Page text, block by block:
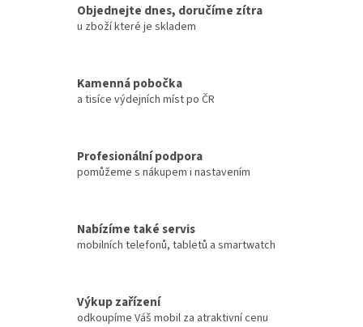
Objednejte dnes, doručíme zítra
u zboží které je skladem
Kamenná pobočka
a tisíce výdejních míst po ČR
Profesionální podpora
pomůžeme s nákupem i nastavením
Nabízíme také servis
mobilních telefonů, tabletů a smartwatch
Výkup zařízení
odkoupíme Váš mobil za atraktivní cenu